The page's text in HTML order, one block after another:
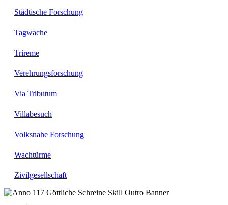
Städtische Forschung
Tagwache
Trireme
Verehrungsforschung
Via Tributum
Villabesuch
Volksnahe Forschung
Wachtürme
Zivilgesellschaft